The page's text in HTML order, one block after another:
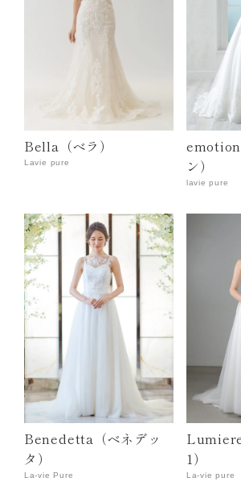
Bella（ベラ）
Lavie pure
emotion
ン）
lavie pure
Benedetta（ベネデッ
タ）
La-vie Pure
1）
La-vie pure